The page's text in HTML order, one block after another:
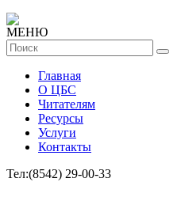
МЕНЮ
Главная
О ЦБС
Читателям
Ресурсы
Услуги
Контакты
Тел:(8542) 29-00-33